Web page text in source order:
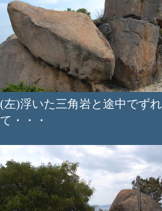
(左)浮いた三角岩と途中
て・・・